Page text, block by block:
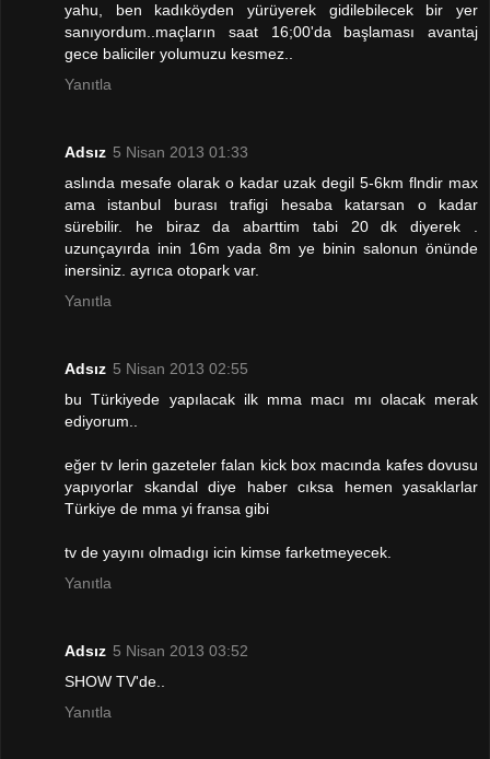
yahu, ben kadıköyden yürüyerek gidilebilecek bir yer
sanıyordum..maçların saat 16;00'da başlaması avantaj
gece baliciler yolumuzu kesmez..
Yanıtla
Adsız 5 Nisan 2013 01:33
aslında mesafe olarak o kadar uzak degil 5-6km flndir max
ama istanbul burası trafigi hesaba katarsan o kadar
sürebilir. he biraz da abarttim tabi 20 dk diyerek .
uzunçayırda inin 16m yada 8m ye binin salonun önünde
inersiniz. ayrıca otopark var.
Yanıtla
Adsız 5 Nisan 2013 02:55
bu Türkiyede yapılacak ilk mma macı mı olacak merak
ediyorum..
eğer tv lerin gazeteler falan kick box macında kafes dovusu
yapıyorlar skandal diye haber cıksa hemen yasaklarlar
Türkiye de mma yi fransa gibi
tv de yayını olmadıgı icin kimse farketmeyecek.
Yanıtla
Adsız 5 Nisan 2013 03:52
SHOW TV'de..
Yanıtla